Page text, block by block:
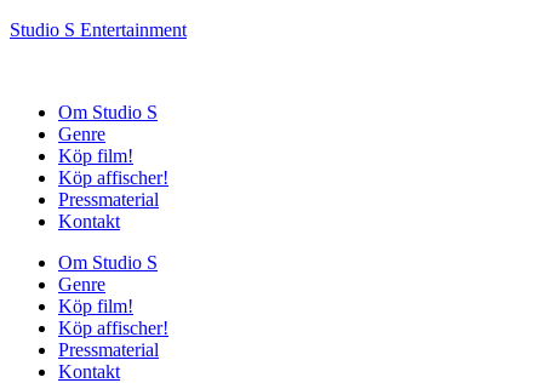
Studio S Entertainment
Om Studio S
Genre
Köp film!
Köp affischer!
Pressmaterial
Kontakt
Om Studio S
Genre
Köp film!
Köp affischer!
Pressmaterial
Kontakt